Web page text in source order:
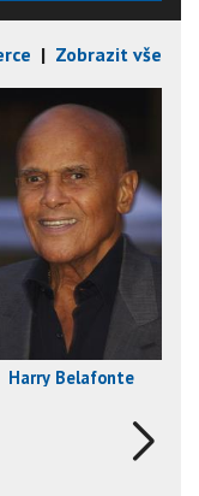
| Zobrazit vše
Harry Belafonte